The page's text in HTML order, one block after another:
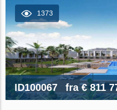
1373
ID100067 fra€ 811